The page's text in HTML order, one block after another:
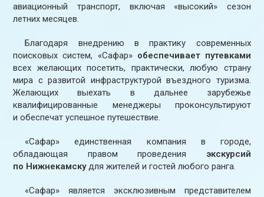
авиационный транспорт, включая «высокий» сезон
летних месяцев.
Благодаря внедрению в практику современных
поисковых систем, «Сафар» обеспечивает путевками
всех желающих посетить, практически, любую страну
мира с развитой инфраструктурой въездного туризма.
Желающих выехать в дальнее зарубежье
квалифицированные менеджеры проконсультируют
и обеспечат успешное путешествие.
«Сафар» единственная компания в городе,
обладающая правом проведения экскурсий
по Нижнекамскудля жителей и гостей любого ранга.
«Сафар» является эксклюзивным представителем